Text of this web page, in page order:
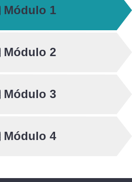
Módulo 1
Módulo 2
Módulo 3
Módulo 4